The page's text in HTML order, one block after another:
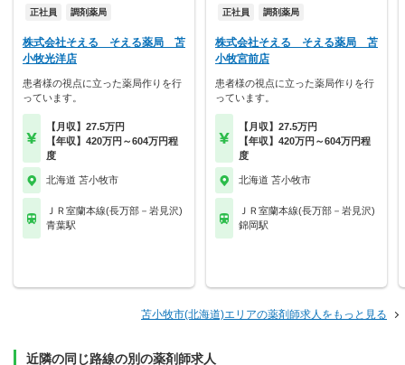
正社員 調剤薬局
株式会社そえる そえる薬局 苫
小牧光洋店
患者様の視点に立った薬局作りを行
っています。
【月収】27.5万円
【年収】420万円～604万円程
度
北海道 苫小牧市
ＪＲ室蘭本線(長万部－岩見沢)
青葉駅
正社員 調剤薬局
株式会社そえる そえる薬局 苫
小牧宮前店
患者様の視点に立った薬局作りを行
っています。
【月収】27.5万円
【年収】420万円～604万円程
度
北海道 苫小牧市
ＪＲ室蘭本線(長万部－岩見沢)
錦岡駅
苫小牧市(北海道)エリアの薬剤師求人をもっと見る
近隣の同じ路線の別の薬剤師求人